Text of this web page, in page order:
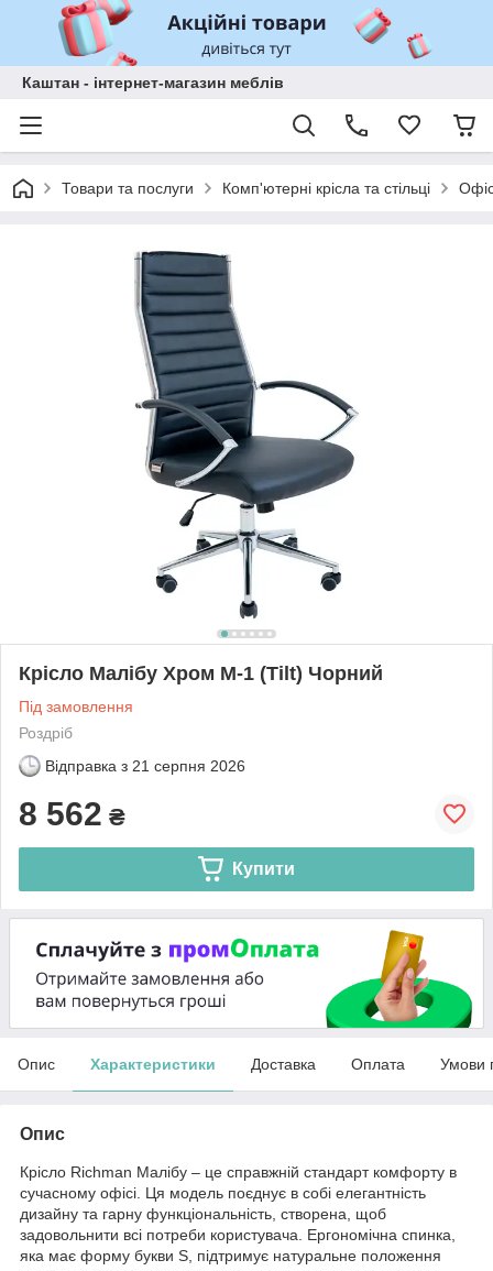
Каштан - інтернет-магазин меблів
Товари та послуги Комп'ютерні крісла та стільці
Крісло Малібу Хром M-1 (Tilt) Чорний
Під замовлення
Роздріб
Відправка з 21 серпня 2026
8 562 ₴
Купити
Опис Характеристики Доставка Оплата Умови
Опис
Крісло Richman Малібу – це справжній стандарт комфорту в
сучасному офісі. Ця модель поєднує в собі елегантність
дизайну та гарну функціональність, створена, щоб
задовольнити всі потреби користувача. Ергономічна спинка,
яка має форму букви S, підтримує натуральне положення